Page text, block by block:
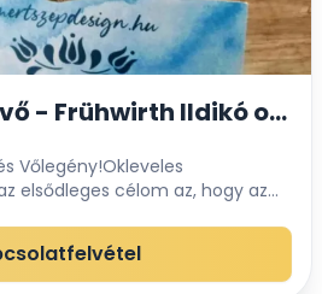
- Frühwirth Ildikó
Vőlegény!Okleveles
elsődleges célom az, hogy az
szebbé és különlegesebbé
hogy amit a Szerelme...